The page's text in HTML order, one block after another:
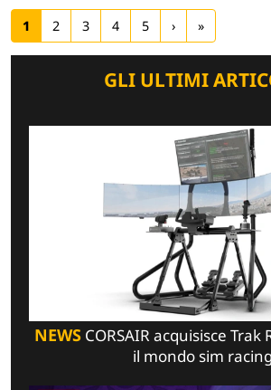
1 2 3 4 5 › »
GLI ULTIMI
NEWSCORSAIR acquisisce Trak
il mondo sim racing